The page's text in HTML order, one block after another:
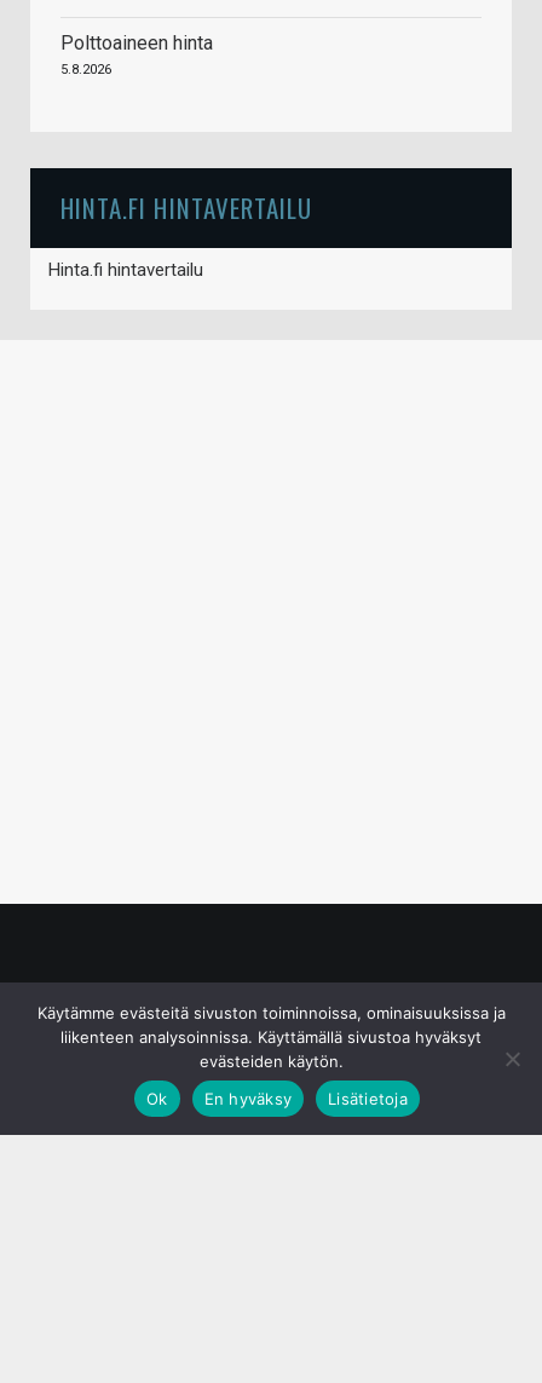
Polttoaineen hinta
5.8.2026
HINTA.FI HINTAVERTAILU
Hinta.fi hintavertailu
Käytämme evästeitä sivuston toiminnoissa, ominaisuuksissa ja
liikenteen analysoinnissa. Käyttämällä sivustoa hyväksyt
evästeiden käytön.
Ok
En hyväksy Lisätietoja